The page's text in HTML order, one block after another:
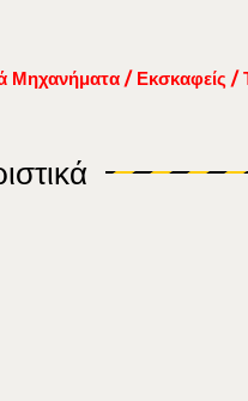
/ Εκσκαφείς /